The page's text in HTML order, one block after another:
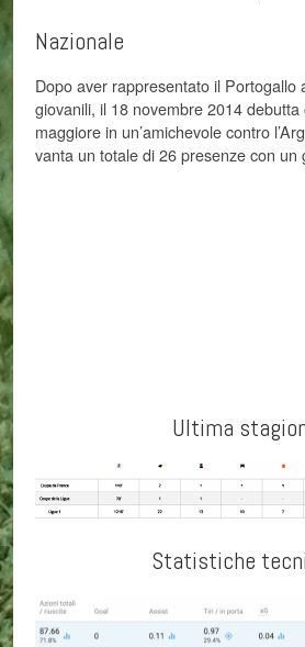
Nazionale
Dopo aver rappresentato il Portogallo
giovanili, il 18 novembre 2014
maggiore in un’amichevole contro
vanta un totale di 26 presenze con un
Ultima
Statistiche